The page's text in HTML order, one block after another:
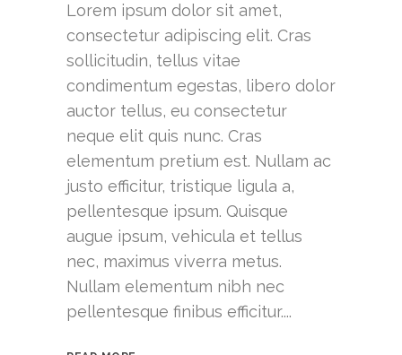
Lorem ipsum dolor sit amet,
consectetur adipiscing elit. Cras
sollicitudin, tellus vitae
condimentum egestas, libero dolor
auctor tellus, eu consectetur
neque elit quis nunc. Cras
elementum pretium est. Nullam ac
justo efficitur, tristique ligula a,
pellentesque ipsum. Quisque
augue ipsum, vehicula et tellus
nec, maximus viverra metus.
Nullam elementum nibh nec
pellentesque finibus efficitur....